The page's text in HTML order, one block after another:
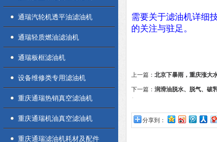
通瑞汽轮机透平油滤油机
通瑞轻质燃油滤油机
通瑞板框滤油机
设备维修类专用滤油机
重庆通瑞热销真空滤油机
重庆通瑞机油真空滤油机
重庆通瑞滤油机耗材及配件
需要关于滤油机详细
的关注与驻足。
上一篇： 北京下暴雨，重庆涨大
下一篇： 润滑油脱水、脱气、破
分享到：